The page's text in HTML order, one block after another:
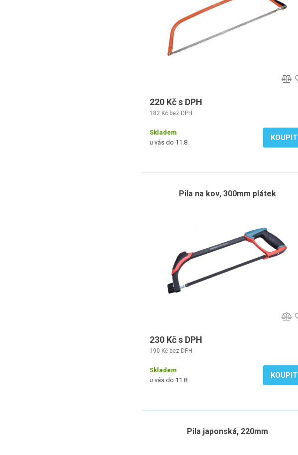
220 Kč s DPH
182 Kč bez DPH
Skladem
u vás do 11.8.
KOUPIT
Pila na kov, 300mm plátek
230 Kč s DPH
190 Kč bez DPH
Skladem
u vás do 11.8.
KOUPIT
Pila japonská, 220mm